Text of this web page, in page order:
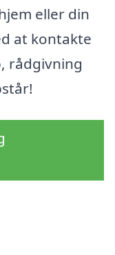
eller din
at kontakte
rådgivning